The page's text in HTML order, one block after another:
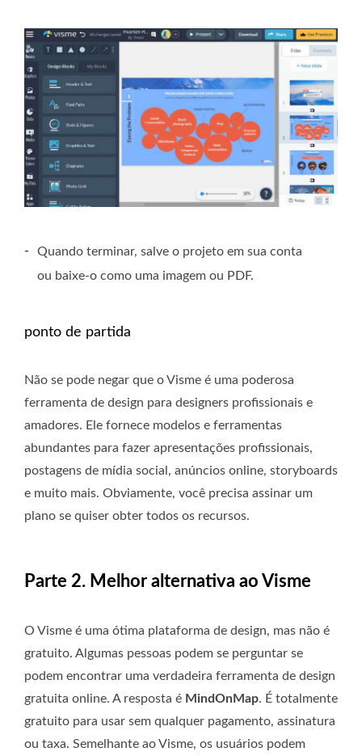
-
Quando terminar, salve o projeto em sua conta
ou baixe-o como uma imagem ou PDF.
ponto de partida
Não se pode negar que o Visme é uma poderosa
ferramenta de design para designers profissionais e
amadores. Ele fornece modelos e ferramentas
abundantes para fazer apresentações profissionais,
postagens de mídia social, anúncios online, storyboards
e muito mais. Obviamente, você precisa assinar um
plano se quiser obter todos os recursos.
Parte 2. Melhor alternativa ao Visme
O Visme é uma ótima plataforma de design, mas não é
gratuito. Algumas pessoas podem se perguntar se
podem encontrar uma verdadeira ferramenta de design
gratuita online. A resposta é MindOnMap. É totalmente
gratuito para usar sem qualquer pagamento, assinatura
ou taxa. Semelhante ao Visme, os usuários podem